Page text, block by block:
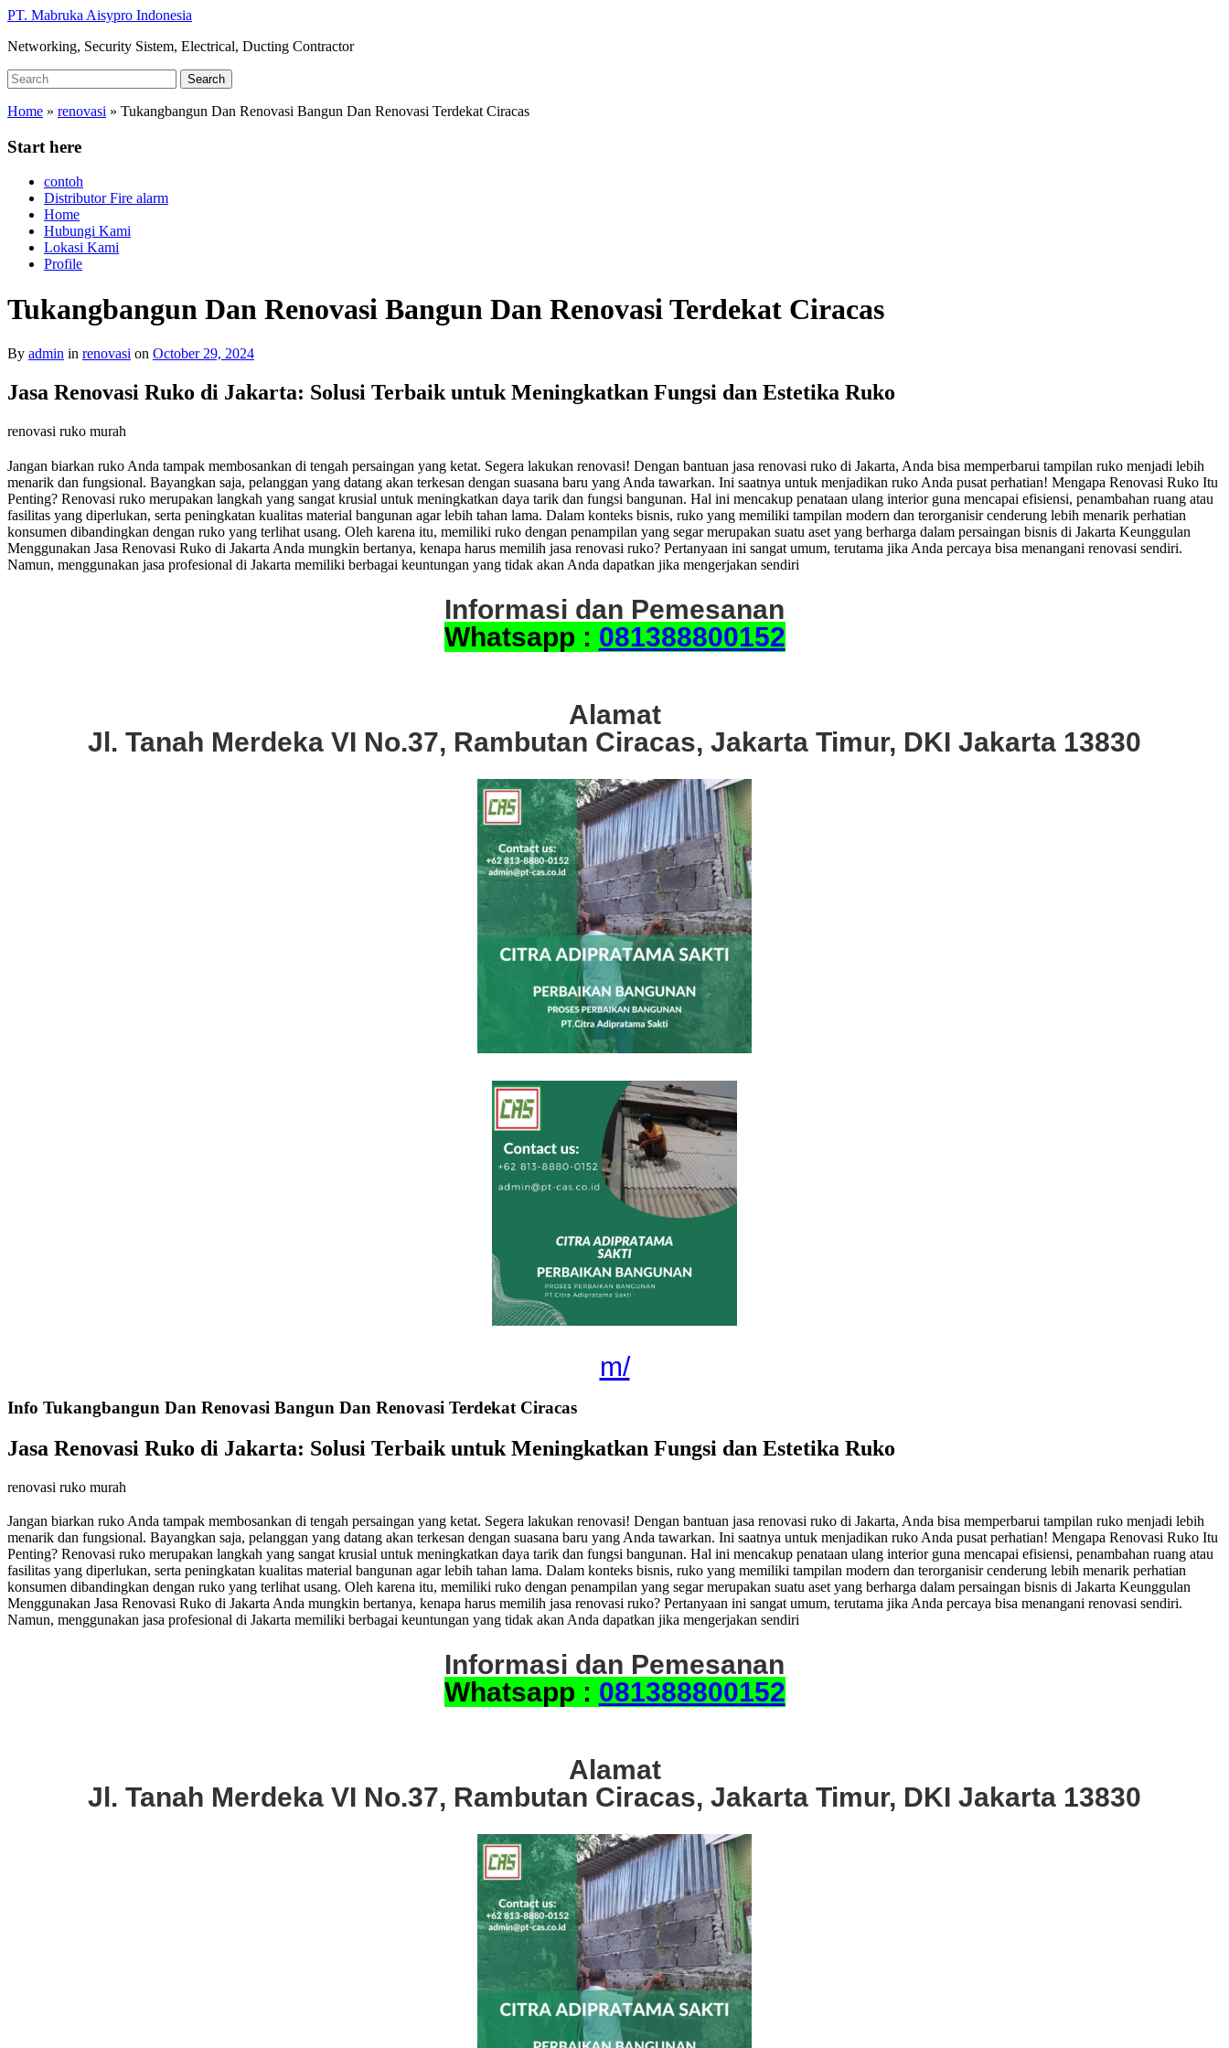
Skip
main
PT. Mabruka Aisypro Indonesia
Networking, Security Sistem, Electrical, Ducting Contractor
Search
for:
Search
Home » renovasi » Tukangbangun Dan Renovasi Bangun Dan Renovasi Terdekat Ciracas
Start here
contoh
Distributor Fire alarm
Home
Hubungi Kami
Lokasi Kami
Profile
Tukangbangun Dan Renovasi Bangun Dan Renovasi Terdekat Ciracas
By admin in renovasi on October 29, 2024
Jasa Renovasi Ruko di Jakarta: Solusi Terbaik untuk Meningkatkan Fungsi dan Estetika Ruko
renovasi ruko murah
Jangan biarkan ruko Anda tampak membosankan di tengah persaingan yang ketat. Segera lakukan renovasi! Dengan bantuan jasa renovasi ruko di Jakarta, Anda bisa memperbarui tampilan ruko menjadi lebih
menarik dan fungsional. Bayangkan saja, pelanggan yang datang akan terkesan dengan suasana baru yang Anda tawarkan. Ini saatnya untuk menjadikan ruko Anda pusat perhatian! Mengapa Renovasi Ruko Itu
Penting? Renovasi ruko merupakan langkah yang sangat krusial untuk meningkatkan daya tarik dan fungsi bangunan. Hal ini mencakup penataan ulang interior guna mencapai efisiensi, penambahan ruang atau
fasilitas yang diperlukan, serta peningkatan kualitas material bangunan agar lebih tahan lama. Dalam konteks bisnis, ruko yang memiliki tampilan modern dan terorganisir cenderung lebih menarik perhatian
konsumen dibandingkan dengan ruko yang terlihat usang. Oleh karena itu, memiliki ruko dengan penampilan yang segar merupakan suatu aset yang berharga dalam persaingan bisnis di Jakarta Keunggulan
Menggunakan Jasa Renovasi Ruko di Jakarta Anda mungkin bertanya, kenapa harus memilih jasa renovasi ruko? Pertanyaan ini sangat umum, terutama jika Anda percaya bisa menangani renovasi sendiri.
Namun, menggunakan jasa profesional di Jakarta memiliki berbagai keuntungan yang tidak akan Anda dapatkan jika mengerjakan sendiri
Informasi dan Pemesanan
Whatsapp : 081388800152
Alamat
Jl. Tanah Merdeka VI No.37, Rambutan Ciracas, Jakarta Timur, DKI Jakarta 13830
m/
Info Tukangbangun Dan Renovasi Bangun Dan Renovasi Terdekat Ciracas
Jasa Renovasi Ruko di Jakarta: Solusi Terbaik untuk Meningkatkan Fungsi dan Estetika Ruko
renovasi ruko murah
Jangan biarkan ruko Anda tampak membosankan di tengah persaingan yang ketat. Segera lakukan renovasi! Dengan bantuan jasa renovasi ruko di Jakarta, Anda bisa memperbarui tampilan ruko menjadi lebih
menarik dan fungsional. Bayangkan saja, pelanggan yang datang akan terkesan dengan suasana baru yang Anda tawarkan. Ini saatnya untuk menjadikan ruko Anda pusat perhatian! Mengapa Renovasi Ruko Itu
Penting? Renovasi ruko merupakan langkah yang sangat krusial untuk meningkatkan daya tarik dan fungsi bangunan. Hal ini mencakup penataan ulang interior guna mencapai efisiensi, penambahan ruang atau
fasilitas yang diperlukan, serta peningkatan kualitas material bangunan agar lebih tahan lama. Dalam konteks bisnis, ruko yang memiliki tampilan modern dan terorganisir cenderung lebih menarik perhatian
konsumen dibandingkan dengan ruko yang terlihat usang. Oleh karena itu, memiliki ruko dengan penampilan yang segar merupakan suatu aset yang berharga dalam persaingan bisnis di Jakarta Keunggulan
Menggunakan Jasa Renovasi Ruko di Jakarta Anda mungkin bertanya, kenapa harus memilih jasa renovasi ruko? Pertanyaan ini sangat umum, terutama jika Anda percaya bisa menangani renovasi sendiri.
Namun, menggunakan jasa profesional di Jakarta memiliki berbagai keuntungan yang tidak akan Anda dapatkan jika mengerjakan sendiri
Informasi dan Pemesanan
Whatsapp : 081388800152
Alamat
Jl. Tanah Merdeka VI No.37, Rambutan Ciracas, Jakarta Timur, DKI Jakarta 13830